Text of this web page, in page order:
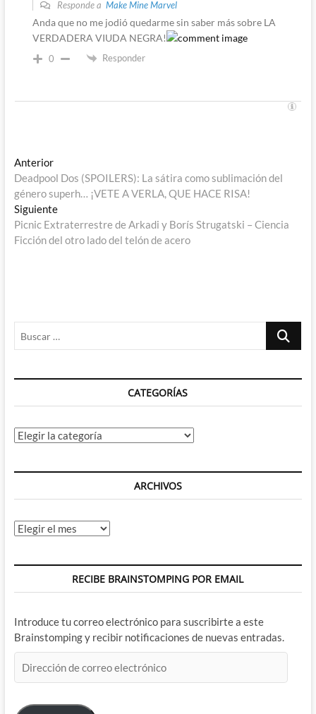
Responde a Make Mine Marvel
Anda que no me jodió quedarme sin saber más sobre LA
VERDADERA VIUDA NEGRA!
0 Responder
Navegación
de
entradas
AnteriorEntrada
anterior:
Deadpool Dos (SPOILERS): La sátira como sublimación del
género superh… ¡VETE A VERLA, QUE HACE RISA!
SiguienteEntrada
siguiente:
Picnic Extraterrestre de Arkadi y Borís Strugatski – Ciencia
Ficción del otro lado del telón de acero
Buscar
CATEGORÍAS
Categorías
ARCHIVOS
Archivos
RECIBE BRAINSTOMPING POR EMAIL
Introduce tu correo electrónico para suscribirte a este
Brainstomping y recibir notificaciones de nuevas entradas.
de
electrónico